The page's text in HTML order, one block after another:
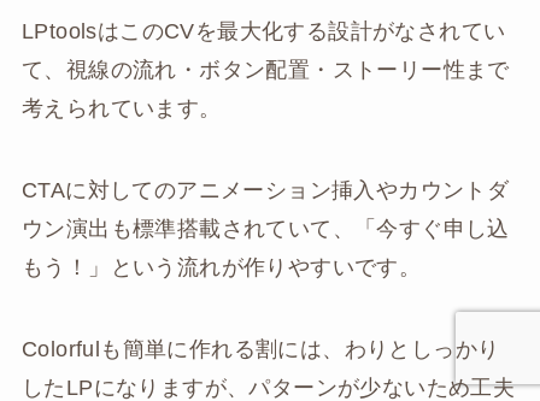
LPtoolsはこのCVを最大化する設計がなされてい
て、視線の流れ・ボタン配置・ストーリー性まで
考えられています。
CTAに対してのアニメーション挿入やカウントダ
ウン演出も標準搭載されていて、「今すぐ申し込
もう！」という流れが作りやすいです。
Colorfulも簡単に作れる割には、わりとしっかり
したLPになりますが、パターンが少ないため工夫